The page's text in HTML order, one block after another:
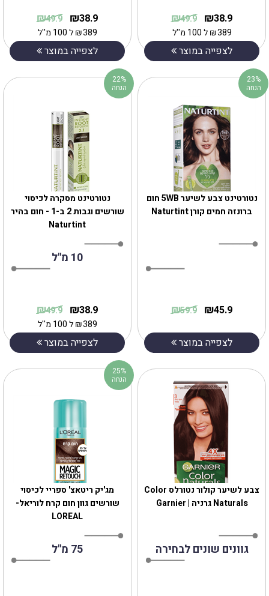
38.9
₪
49.9
₪
389
₪ל 100 מ''ל
לצפייה במוצר
38.9
₪
49.9
₪
389
₪ל 100 מ''ל
לצפייה במוצר
נטורטינט מסקרה לכיסוי
שורשים וגבות 2 ב-1 - חום בהיר
Naturtint
10 מ"ל
38.9
₪
49.9
₪
389
₪ל 100 מ''ל
לצפייה במוצר
22%
הנחה
נטורטינט צבע לשיער 5WB חום
ברונזה חמים קורן Naturtint
45.9
₪
59.9
₪
לצפייה במוצר
23%
הנחה
‎מג'יק ריטאצ' ספריי לכיסוי
שורשים גוון חום קרח לוריאל-
LOREAL
75 מ"ל
25%
הנחה
צבע לשיער קולור נטורלס ‎Color
Naturals גרניה | Garnier
גוונים שונים לבחירה